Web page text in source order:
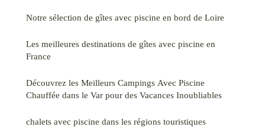
Notre sélection de gîtes avec piscine en bord de Loire
Les meilleures destinations de gîtes avec piscine en
France
Découvrez les Meilleurs Campings Avec Piscine
Chauffée dans le Var pour des Vacances Inoubliables
chalets avec piscine dans les régions touristiques